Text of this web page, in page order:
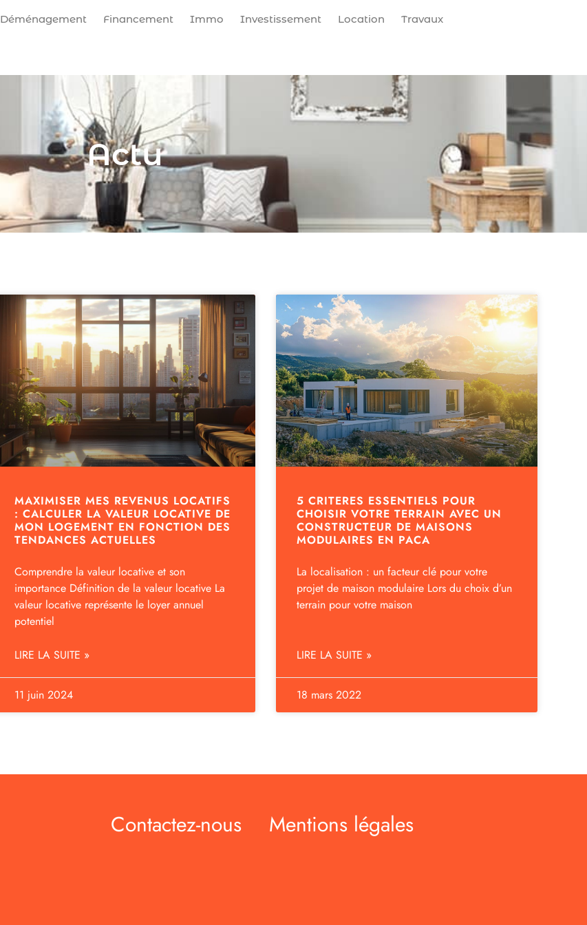
Déménagement Financement Immo Investissement Location Travaux
Actu
MAXIMISER MES REVENUS LOCATIFS
: CALCULER LA VALEUR LOCATIVE DE
MON LOGEMENT EN FONCTION DES
TENDANCES ACTUELLES
Comprendre la valeur locative et son
importance Définition de la valeur locative La
valeur locative représente le loyer annuel
potentiel
LIRE LA SUITE »
11 juin 2024
5 CRITERES ESSENTIELS POUR
CHOISIR VOTRE TERRAIN AVEC UN
CONSTRUCTEUR DE MAISONS
MODULAIRES EN PACA
La localisation : un facteur clé pour votre
projet de maison modulaire Lors du choix d’un
terrain pour votre maison
LIRE LA SUITE »
18 mars 2022
Contactez-nous Mentions légales